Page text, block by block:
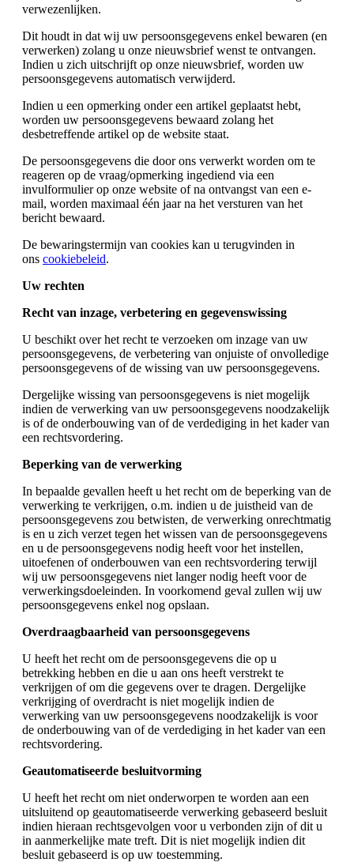
verwezenlijken.
Dit houdt in dat wij uw persoonsgegevens enkel bewaren (en
verwerken) zolang u onze nieuwsbrief wenst te ontvangen.
Indien u zich uitschrijft op onze nieuwsbrief, worden uw
persoonsgegevens automatisch verwijderd.
Indien u een opmerking onder een artikel geplaatst hebt,
worden uw persoonsgegevens bewaard zolang het
desbetreffende artikel op de website staat.
De persoonsgegevens die door ons verwerkt worden om te
reageren op de vraag/opmerking ingediend via een
invulformulier op onze website of na ontvangst van een e-
mail, worden maximaal één jaar na het versturen van het
bericht bewaard.
De bewaringstermijn van cookies kan u terugvinden in
ons cookiebeleid.
Uw rechten
Recht van inzage, verbetering en gegevenswissing
U beschikt over het recht te verzoeken om inzage van uw
persoonsgegevens, de verbetering van onjuiste of onvolledige
persoonsgegevens of de wissing van uw persoonsgegevens.
Dergelijke wissing van persoonsgegevens is niet mogelijk
indien de verwerking van uw persoonsgegevens noodzakelijk
is of de onderbouwing van of de verdediging in het kader van
een rechtsvordering.
Beperking van de verwerking
In bepaalde gevallen heeft u het recht om de beperking van de
verwerking te verkrijgen, o.m. indien u de juistheid van de
persoonsgegevens zou betwisten, de verwerking onrechtmatig
is en u zich verzet tegen het wissen van de persoonsgegevens
en u de persoonsgegevens nodig heeft voor het instellen,
uitoefenen of onderbouwen van een rechtsvordering terwijl
wij uw persoonsgegevens niet langer nodig heeft voor de
verwerkingsdoeleinden. In voorkomend geval zullen wij uw
persoonsgegevens enkel nog opslaan.
Overdraagbaarheid van persoonsgegevens
U heeft het recht om de persoonsgegevens die op u
betrekking hebben en die u aan ons heeft verstrekt te
verkrijgen of om die gegevens over te dragen. Dergelijke
verkrijging of overdracht is niet mogelijk indien de
verwerking van uw persoonsgegevens noodzakelijk is voor
de onderbouwing van of de verdediging in het kader van een
rechtsvordering.
Geautomatiseerde besluitvorming
U heeft het recht om niet onderworpen te worden aan een
uitsluitend op geautomatiseerde verwerking gebaseerd besluit
indien hieraan rechtsgevolgen voor u verbonden zijn of dit u
in aanmerkelijke mate treft. Dit is niet mogelijk indien dit
besluit gebaseerd is op uw toestemming.